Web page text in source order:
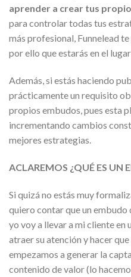
aprender a crear tus
para controlar todas tus
más profesional, Funnelead
por ello que estarás en el
Además, si estás haciendo
prácticamente un requisito
propios embudos, pues esta
incrementando cambios
mejores estrategias.
ACLAREMOS ¿QUÉ ES UN
Si quizá no estás muy
quiero contar que un embudo
yo voy a llevar a mi cliente en
atraer su atención y hacer
empezamos a generar la
contenido de valor (lo